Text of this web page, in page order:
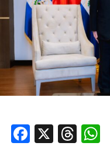
Facebook
X